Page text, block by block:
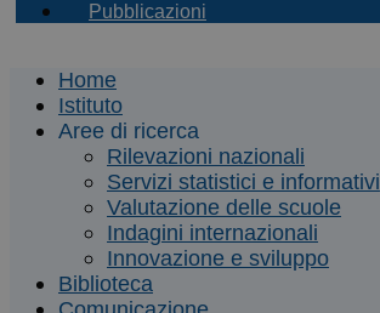
Pubblicazioni
Home
Istituto
Aree di ricerca
Rilevazioni nazionali
Servizi statistici e informativi
Valutazione delle scuole
Indagini internazionali
Innovazione e sviluppo
Biblioteca